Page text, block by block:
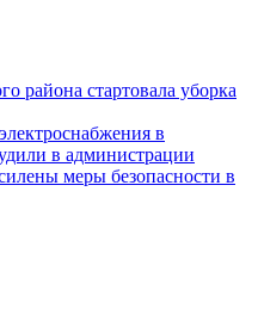
района стартовала уборка
в
в администрации
меры безопасности в